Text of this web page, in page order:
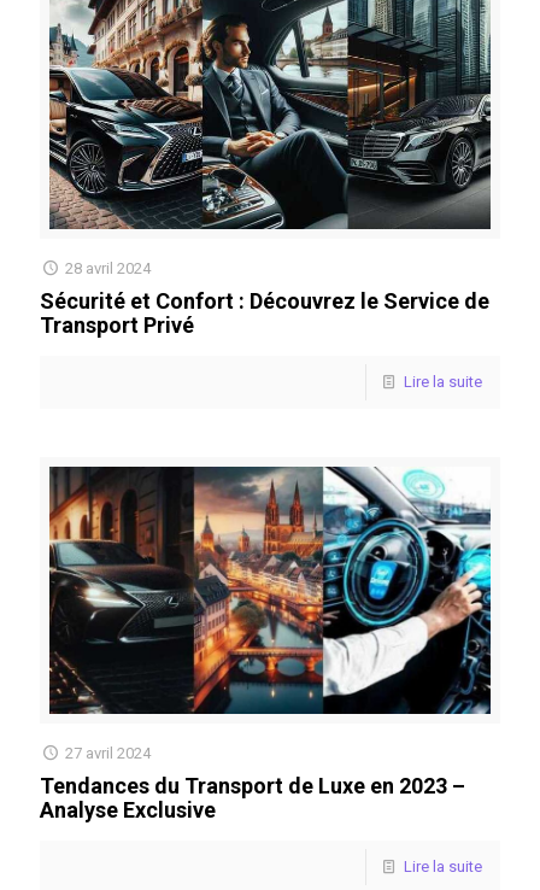
28 avril 2024
Sécurité et Confort : Découvrez le Service de
Transport Privé
Lire la suite
27 avril 2024
Tendances du Transport de Luxe en 2023 –
Analyse Exclusive
Lire la suite